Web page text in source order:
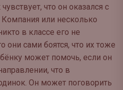
что он оказался с
или несколько
в классе его не
они сами боятся, что их тоже
может помочь, если он
что в
Он может поговорить